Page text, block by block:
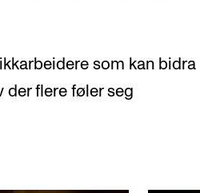
som kan bidra
der flere føler seg